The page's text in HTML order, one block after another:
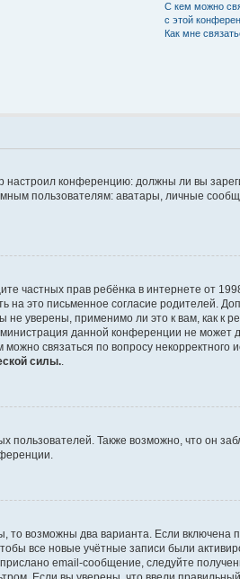
С кем можно
с этой
Как мне
настроил конференцию: должны ли вы
пользователям: аватары, личные
частных прав ребёнка в интернете от
это письменное согласие родителей.
уверены, применимо ли это к вам, как к
данной конференции не
связаться по вопросу
силы..
пользователей. Также возможно, что он
возможны два варианта. Если включена
все новые учётные записи были
email-сообщение, следуйте